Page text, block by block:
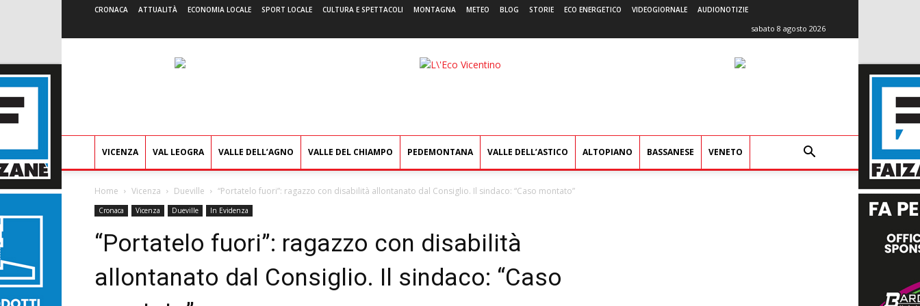
CRONACA ATTUALITÀ ECONOMIA LOCALE SPORT LOCALE CULTURA E SPETTACOLI MONTAGNA METEO BLOG STORIE ECO ENERGETICO VIDEOGIORNALE AUDIONOTIZIE
sabato 8 agosto 2026
L'Eco
VICENZA VAL LEOGRA VALLE DELL’AGNO VALLE DEL CHIAMPO PEDEMONTANA VALLE DELL’ASTICO ALTOPIANO BASSANESE VENETO
Home Vicenza Dueville “Portatelo fuori”: ragazzo con disabilità allontanato dal Consiglio. Il sindaco: “Caso montato”
Cronaca Vicenza Dueville In Evidenza
“Portatelo fuori”: ragazzo con disabilità
allontanato dal Consiglio. Il sindaco: “Caso